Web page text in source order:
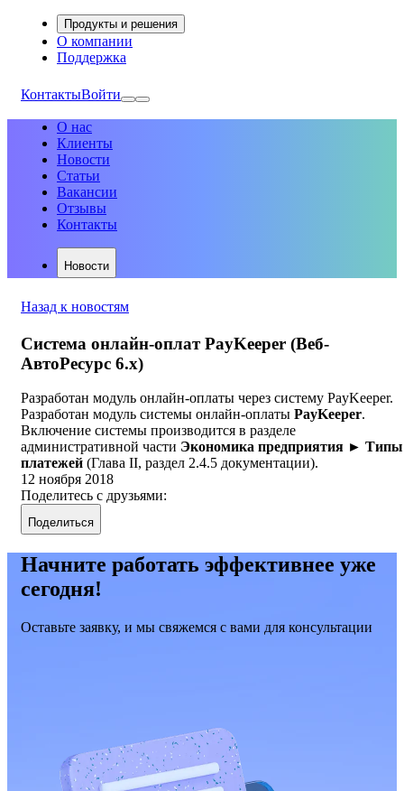
Продукты и решения
О компании
Поддержка
КонтактыВойти
О нас
Клиенты
Новости
Статьи
Вакансии
Отзывы
Контакты
Новости
Назад к новостям
Система онлайн-оплат PayKeeper (Веб-
АвтоРесурс 6.х)
Разработан модуль онлайн-оплаты через систему PayKeeper.
Разработан модуль системы онлайн-оплаты PayKeeper.
Включение системы производится в разделе
административной части Экономика предприятия ► Типы
платежей (Глава II, раздел 2.4.5 документации).
12 ноября 2018
Поделитесь с друзьями:
Поделиться
Начните работать эффективнее уже
сегодня!
Оставьте заявку, и мы свяжемся с вами для консультации